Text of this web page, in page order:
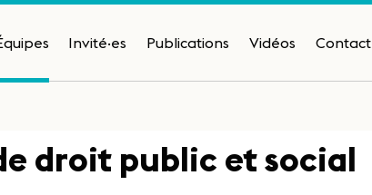
Invité·es Publications Vidéos Contact
droit public et social